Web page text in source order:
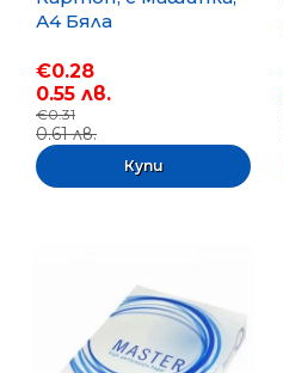
А4 Бяла
€0.28
0.55 лв.
€0.31
0.61 лв.